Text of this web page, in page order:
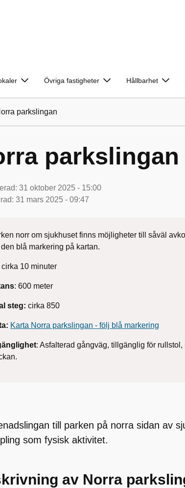
Övriga fastigheter Hållbarhet
parkslingan
parkslingan
31 oktober 2025 - 15:00
31 mars 2025 - 09:47
norr om sjukhuset finns möjligheter till såväl
blå markering på kartan.
cirka 10 minuter
: 600 meter
steg: cirka 850
Karta Norra parkslingan - följ blå markering
: Asfalterad gångväg, tillgänglig för
till parken på norra sidan av
som fysisk aktivitet.
av Norra